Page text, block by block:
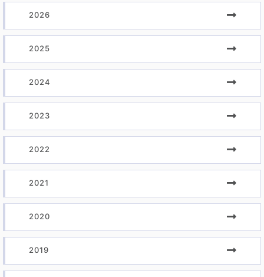
2026
2025
2024
2023
2022
2021
2020
2019